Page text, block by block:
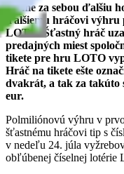
Máme za sebou ďalšiu
ďalšiemu hráčovi
LOTO. Šťastný hráč
predajných miest
tikete pre hru LOTO
Hráč na tikete ešte
dvakrát, a tak za takúto
eur.
Polmiliónovú výhru v
šťastnému hráčovi tip s
v nedeľu 24. júla
obľúbenej číselnej lotérie